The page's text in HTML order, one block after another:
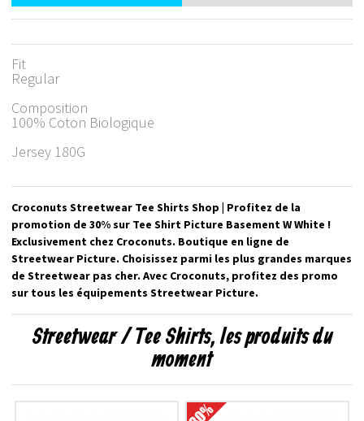
Fit
Regular
Composition
100% Coton Biologique
Jersey 180G
Croconuts Streetwear Tee Shirts Shop | Profitez de la
promotion de 30% sur Tee Shirt Picture Basement W White !
Exclusivement chez Croconuts. Boutique en ligne de
Streetwear Picture. Choisissez parmi les plus grandes marques
de Streetwear pas cher. Avec Croconuts, profitez des promo
sur tous les équipements Streetwear Picture.
Streetwear / Tee Shirts, les produits du
moment